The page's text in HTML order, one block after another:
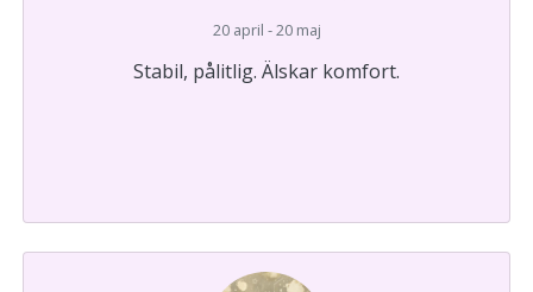
20 april - 20 maj
Stabil, pålitlig. Älskar komfort.